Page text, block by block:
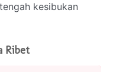
kesibukan
Ribet